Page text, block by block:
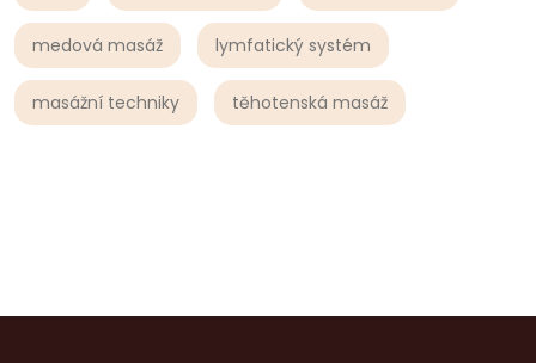
medová masáž lymfatický systém
masážní techniky těhotenská masáž